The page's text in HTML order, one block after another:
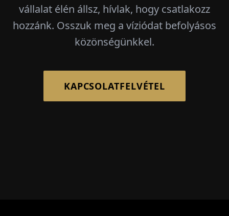
vállalat élén állsz, hívlak, hogy csatlakozz
hozzánk. Osszuk meg a víziódat befolyásos
közönségünkkel.
KAPCSOLATFELVÉTEL